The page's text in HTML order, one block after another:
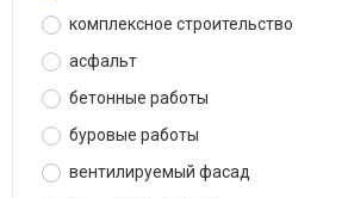
комплексное строительство
асфальт
бетонные работы
буровые работы
вентилируемый фасад